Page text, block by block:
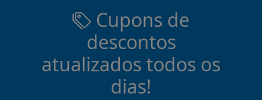
Cupons de
descontos
atualizados todos os
dias!